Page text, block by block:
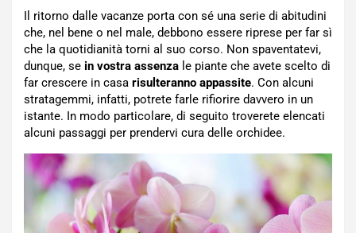
Il ritorno dalle vacanze porta con sé una serie di abitudini
che, nel bene o nel male, debbono essere riprese per far sì
che la quotidianità torni al suo corso. Non spaventatevi,
dunque, se in vostra assenza le piante che avete scelto di
far crescere in casa risulteranno appassite. Con alcuni
stratagemmi, infatti, potrete farle rifiorire davvero in un
istante. In modo particolare, di seguito troverete elencati
alcuni passaggi per prendervi cura delle orchidee.